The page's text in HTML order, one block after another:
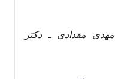
مقدادی ـ دکتر